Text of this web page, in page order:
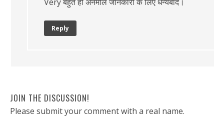
Reply
JOIN THE DISCUSSION!
Please submit your comment with a real name.